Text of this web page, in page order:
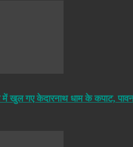
खुल गए केदारनाथ धाम के कपाट,